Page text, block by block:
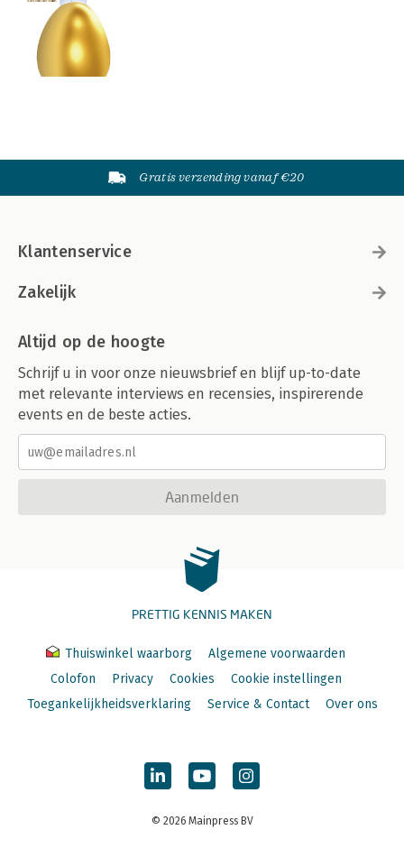
Gratis verzending vanaf €20
Klantenservice
Zakelijk
Altijd op de hoogte
Schrijf u in voor onze nieuwsbrief en blijf up-to-date
met relevante interviews en recensies, inspirerende
events en de beste acties.
Aanmelden
PRETTIG KENNIS MAKEN
Thuiswinkel waarborg
Algemene voorwaarden
Colofon
Privacy Cookies
Cookie instellingen
Toegankelijkheidsverklaring
Service & Contact Over ons
© 2026 Mainpress BV